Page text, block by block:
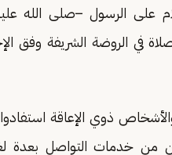
تشرّفوا بالسلام على الرسول
زائرًا وزائرة الصلاة في الروضة
من كبار السن والأشخاص ذوي